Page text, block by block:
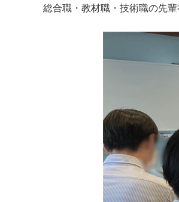
総合職・教材職・技術職の先